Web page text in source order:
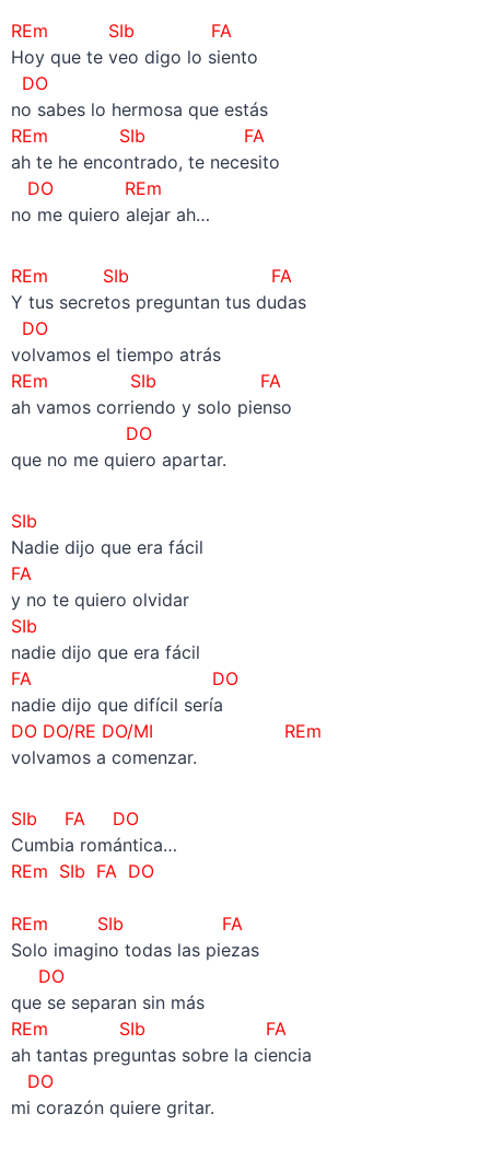
REm SIb FA
Hoy que te veo digo lo siento
DO
no sabes lo hermosa que estás
REm SIb FA
ah te he encontrado, te necesito
DO REm
no me quiero alejar ah…
REm SIb FA
Y tus secretos preguntan tus dudas
DO
volvamos el tiempo atrás
REm SIb FA
ah vamos corriendo y solo pienso
DO
que no me quiero apartar.
SIb
Nadie dijo que era fácil
FA
y no te quiero olvidar
SIb
nadie dijo que era fácil
FA DO
nadie dijo que difícil sería
DO DO/RE DO/MI REm
volvamos a comenzar.
SIb FA DO
Cumbia romántica…
REm SIb FA DO
REm SIb FA
Solo imagino todas las piezas
DO
que se separan sin más
REm SIb FA
ah tantas preguntas sobre la ciencia
DO
mi corazón quiere gritar.